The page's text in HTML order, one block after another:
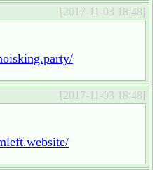
[2017-11-03 18:48]
[2017-11-03 18:48]